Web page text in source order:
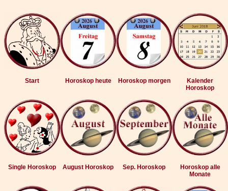
Start Horoskop heute Horoskop morgen
Kalender
Horoskop
Single Horoskop August Horoskop Sep. Horoskop
Horoskop alle
Monate